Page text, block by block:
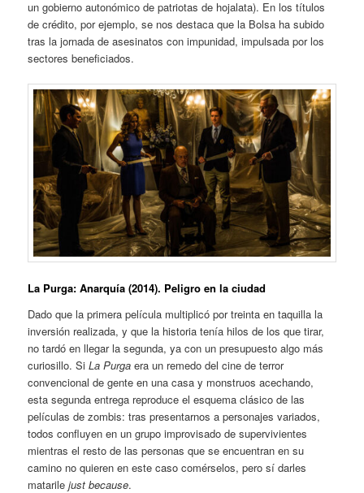
un gobierno autonómico de patriotas de hojalata). En los títulos
de crédito, por ejemplo, se nos destaca que la Bolsa ha subido
tras la jornada de asesinatos con impunidad, impulsada por los
sectores beneficiados.
La Purga: Anarquía (2014). Peligro en la ciudad
Dado que la primera película multiplicó por treinta en taquilla la
inversión realizada, y que la historia tenía hilos de los que tirar,
no tardó en llegar la segunda, ya con un presupuesto algo más
curiosillo. SiLa Purgaera un remedo del cine de terror
convencional de gente en una casa y monstruos acechando,
esta segunda entrega reproduce el esquema clásico de las
películas de zombis: tras presentarnos a personajes variados,
todos confluyen en un grupo improvisado de supervivientes
mientras el resto de las personas que se encuentran en su
camino no quieren en este caso comérselos, pero sí darles
matarilejust because.